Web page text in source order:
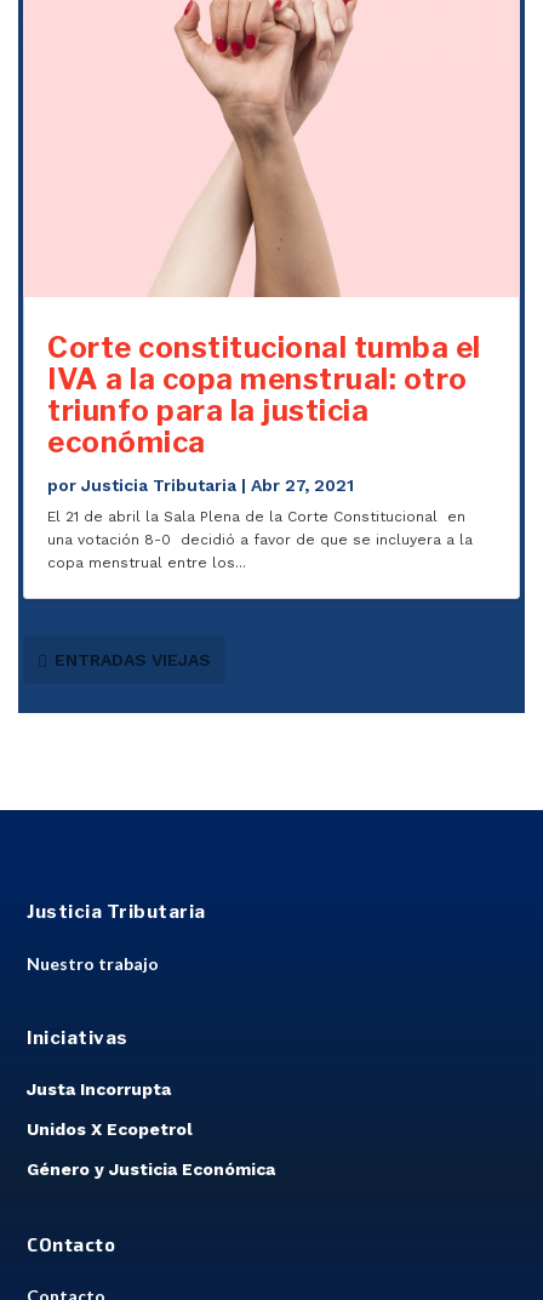
Corte constitucional tumba el
IVA a la copa menstrual: otro
triunfo para la justicia
económica
porJusticia Tributaria |Abr 27, 2021
El 21 de abril la Sala Plena de la Corte Constitucional en
una votación 8-0 decidió a favor de que se incluyera a la
copa menstrual entre los...
ENTRADAS VIEJAS
Justicia Tributaria
Nuestro trabajo
Iniciativas
Justa Incorrupta
Unidos X Ecopetrol
Género y Justicia Económica
COntacto
Contacto